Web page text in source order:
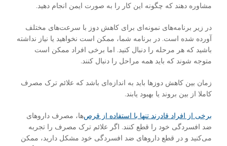
مشاوره دهند که چگونه این کار را به صورت ایمن انجام دهید.
در زیر برنامه‌های نمونه‌ای برای کاهش دوز با سرعت‌های مختلف
آورده شده است. در برنامه شما، ممکن است نخواهید یا نیاز نداشته
باشید که هر مرحله را دنبال کنید. اما برخی افراد ممکن است
متوجه شوند که باید همه مراحل را دنبال کنند.
زمان بین کاهش دوزها باید به اندازه‌ای باشد که علائم ترک مصرف
کاملا از بین بروند یا بهبود یابند.
برخی از افراد قادرند تنها با استفاده از قرص‌ها، مصرف داروهای
ضد افسردگی خود را قطع کنند. اگر علائم ترک مصرف را تجربه
می‌کنید و در قطع داروهای ضد افسردگی خود مشکل دارید، ممکن